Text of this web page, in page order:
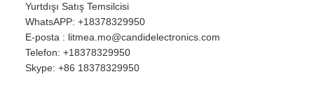
Yurtdışı Satış Temsilcisi
WhatsAPP: +18378329950
E-posta : litmea.mo@candidelectronics.com
Telefon: +18378329950
Skype: +86 18378329950